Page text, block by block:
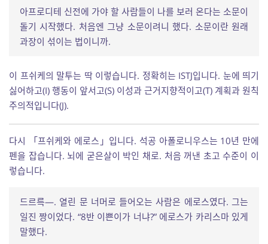
아프로디테 신전에 가야 할 사람들이 나를 보러 온다는 소문이
돌기 시작했다. 처음엔 그냥 소문이려니 했다. 소문이란 원래
과장이 섞이는 법이니까.
이 프쉬케의 말투는 딱 이렇습니다. 정확히는 ISTJ입니다. 눈에 띄기
싫어하고(I) 행동이 앞서고(S) 이성과 근거지향적이고(T) 계획과 원칙
주의적입니다(J).
다시 「프쉬케와 에로스」입니다. 석공 아폴로니우스는 10년 만에
펜을 잡습니다. 뇌에 굳은살이 박인 채로. 처음 꺼낸 초고 수준이 이
렇습니다.
드르륵—. 열린 문 너머로 들어오는 사람은 에로스였다. 그는
일진 짱이었다. “8반 이쁜이가 너냐?” 에로스가 카리스마 있게
말했다.